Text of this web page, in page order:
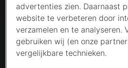
advertenties zien. Daarnaast
website te verbeteren door
verzamelen en te analyseren.
gebruiken wij (en onze
vergelijkbare technieken.